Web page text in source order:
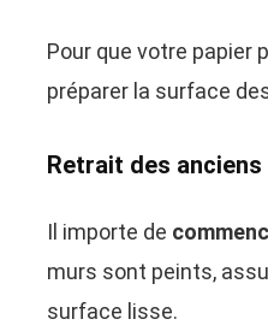
Pour que votre papier
préparer la surface
Retrait des
Il importe de
murs sont peints,
surface lisse.